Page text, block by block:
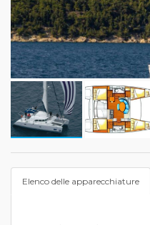
Elenco delle apparecchiature